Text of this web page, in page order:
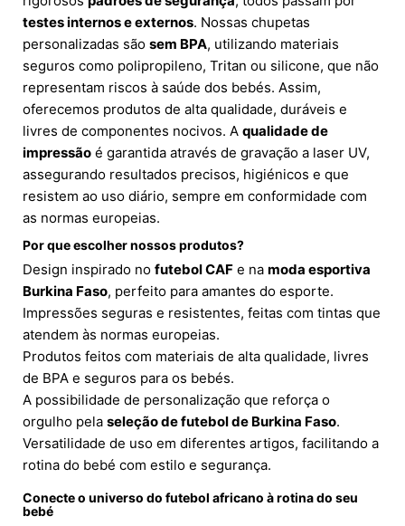
testes internos e externos. Nossas chupetas
personalizadas são sem BPA, utilizando materiais
seguros como polipropileno, Tritan ou silicone, que não
representam riscos à saúde dos bebés. Assim,
oferecemos produtos de alta qualidade, duráveis e
livres de componentes nocivos. A qualidade de
impressão é garantida através de gravação a laser UV,
assegurando resultados precisos, higiénicos e que
resistem ao uso diário, sempre em conformidade com
as normas europeias.
Por que escolher nossos produtos?
Design inspirado no futebol CAF e na moda esportiva
Burkina Faso, perfeito para amantes do esporte.
Impressões seguras e resistentes, feitas com tintas que
atendem às normas europeias.
Produtos feitos com materiais de alta qualidade, livres
de BPA e seguros para os bebés.
A possibilidade de personalização que reforça o
orgulho pela seleção de futebol de Burkina Faso.
Versatilidade de uso em diferentes artigos, facilitando a
rotina do bebé com estilo e segurança.
Conecte o universo do futebol africano à rotina do seu
bebé